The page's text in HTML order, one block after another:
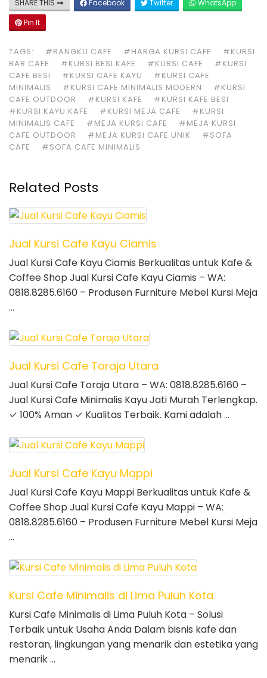
SHARE THIS Facebook Twitter
WhatsApp
Pin It
TAGS: #BANGKU CAFE #HARGA KURSI CAFE
#KURSI
BAR CAFE
#KURSI BESI KAFE #KURSI CAFE
#KURSI
CAFE BESI
#KURSI CAFE KAYU
#KURSI CAFE
MINIMALIS
#KURSI CAFE MINIMALIS MODERN
#KURSI
CAFE OUTDOOR
#KURSI KAFE
#KURSI KAFE BESI
#KURSI KAYU KAFE
#KURSI MEJA CAFE
#KURSI
MINIMALIS CAFE
#MEJA KURSI CAFE
#MEJA KURSI
CAFE OUTDOOR
#MEJA KURSI CAFE UNIK
#SOFA
CAFE
#SOFA CAFE MINIMALIS
Related Posts
Jual Kursi Cafe Kayu Ciamis
Jual Kursi Cafe Kayu Ciamis Berkualitas untuk Kafe &
Coffee Shop Jual Kursi Cafe Kayu Ciamis – WA:
0818.8285.6160 – Produsen Furniture Mebel Kursi Meja
…
Jual Kursi Cafe Toraja Utara
Jual Kursi Cafe Toraja Utara – WA: 0818.8285.6160 –
Jual Kursi Cafe Minimalis Kayu Jati Murah Terlengkap.
✓ 100% Aman ✓ Kualitas Terbaik. Kami adalah …
Jual Kursi Cafe Kayu Mappi
Jual Kursi Cafe Kayu Mappi Berkualitas untuk Kafe &
Coffee Shop Jual Kursi Cafe Kayu Mappi – WA:
0818.8285.6160 – Produsen Furniture Mebel Kursi Meja
…
Kursi Cafe Minimalis di Lima Puluh Kota
Kursi Cafe Minimalis di Lima Puluh Kota – Solusi
Terbaik untuk Usaha Anda Dalam bisnis kafe dan
restoran, lingkungan yang menarik dan estetika yang
menarik …